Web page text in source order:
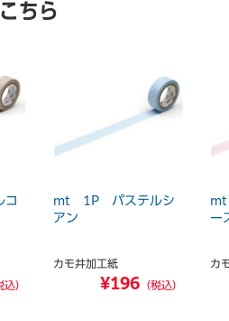
ちら
込）
mt 1P パステルシ
アン
カモ井加工紙
¥196 （税込）
ー
カ